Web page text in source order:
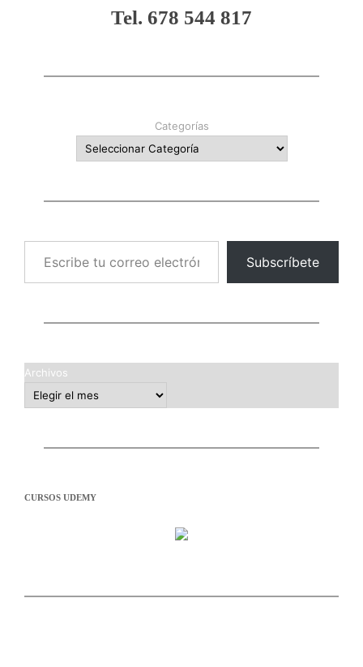
Tel. 678 544 817
Categorías
Escribe tu correo electrónico…
Subscríbete
Archivos
CURSOS UDEMY